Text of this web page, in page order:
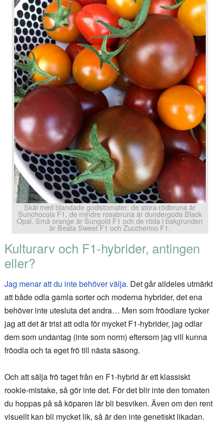
Skål med blandade godistomater: de stora rödbruna är
Sunchocola F1, de mindre rosabruna är dundergoda Black
Opal. Små orange är Sungold F1 och de röda i bakgrunden
är Beata Sweet F1 och Zuccherino F1.
Kulturarv och F1-hybrider, antingen
eller?
Jag menar att du inte behöver välja. Det går alldeles utmärkt
att både odla gamla sorter och moderna hybrider, det ena
behöver inte utesluta det andra… Men som fröodlare tycker
jag att det är trist att odla för mycket F1-hybrider, jag odlar
dem som undantag (inte som norm) eftersom jag vill kunna
fröodla och ta eget frö till nästa säsong.
Och att sälja frö taget från en F1-hybrid är ett klassiskt
rookie-mistake, så gör inte det. För det blir inte den tomaten
du hoppas på så köparen lär bli besviken. Även om den rent
visuellt kan bli mycket lik, så är den inte genetiskt likadan.